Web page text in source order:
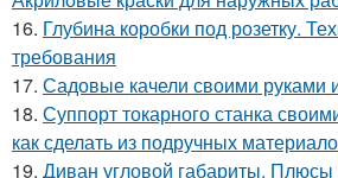
16. Глубина коробки под розетку.
требования
17. Садовые качели своими руками
18. Суппорт токарного станка
как сделать из подручных
19. Диван угловой габариты. Плюсы